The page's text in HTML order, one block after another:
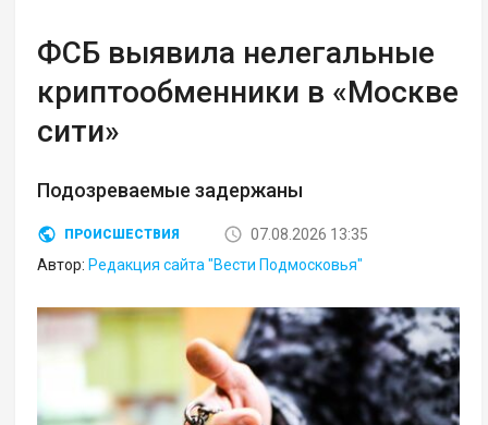
ФСБ выявила нелегальные
криптообменники в «Москве
сити»
Подозреваемые задержаны
ПРОИСШЕСТВИЯ
07.08.2026 13:35
Автор: Редакция сайта "Вести Подмосковья"